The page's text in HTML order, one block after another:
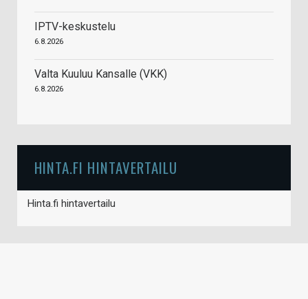
IPTV-keskustelu
6.8.2026
Valta Kuuluu Kansalle (VKK)
6.8.2026
HINTA.FI HINTAVERTAILU
Hinta.fi hintavertailu